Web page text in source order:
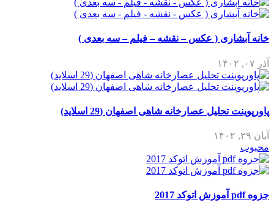
خانه آبشاری ( عکس – نقشه – فیلم – سه بعدی )
آذر ۰۷, ۱۴۰۲
پاورپوینت تحلیل عصارخانه شاهی اصفهان (29 اسلاید)
آبان ۲۹, ۱۴۰۲
محبوب
جزوه pdf آموزش اتوکد 2017